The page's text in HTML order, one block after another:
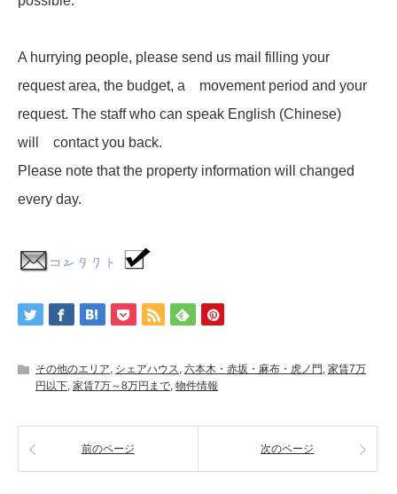
A hurrying people, please send us mail filling your
request area, the budget, a movement period and your
request. The staff who can speak English (Chinese)
will contact you back.
Please note that the property information will changed
every day.
その他のエリア, シェアハウス, 六本木・赤坂・麻布・虎ノ門 , 家賃7万
円以下, 家賃7万～8万円まで, 物件情報
前のページ 次のページ